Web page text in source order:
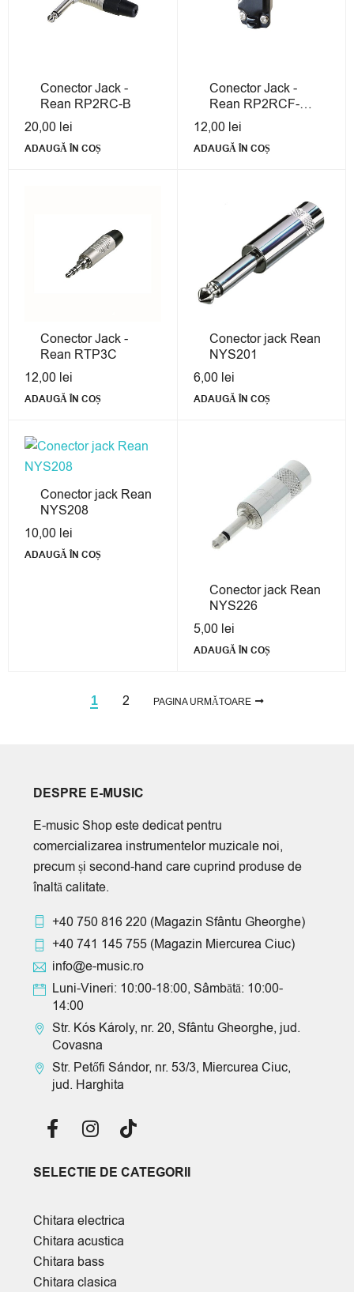
Conector Jack -
Rean RP2RC-B
20,00 lei
ADAUGĂ ÎN COȘ
Conector Jack -
Rean RP2RCF-
BAG
12,00 lei
ADAUGĂ ÎN COȘ
Conector Jack -
Rean RTP3C
12,00 lei
ADAUGĂ ÎN COȘ
Conector jack Rean
NYS201
6,00 lei
ADAUGĂ ÎN COȘ
Conector jack Rean
NYS208
10,00 lei
ADAUGĂ ÎN COȘ
Conector jack Rean
NYS226
5,00 lei
ADAUGĂ ÎN COȘ
1 2 PAGINA URMĂTOARE
DESPRE E-MUSIC
E-music Shop este dedicat pentru
comercializarea instrumentelor muzicale noi,
precum și second-hand care cuprind produse de
înaltă calitate.
+40 750 816 220 (Magazin Sfântu Gheorghe)
+40 741 145 755 (Magazin Miercurea Ciuc)
info@e-music.ro
Luni-Vineri: 10:00-18:00, Sâmbătă: 10:00-
14:00
Str. Kós Károly, nr. 20, Sfântu Gheorghe, jud.
Covasna
Str. Petőfi Sándor, nr. 53/3, Miercurea Ciuc,
jud. Harghita
SELECTIE DE CATEGORII
Chitara electrica
Chitara acustica
Chitara bass
Chitara clasica